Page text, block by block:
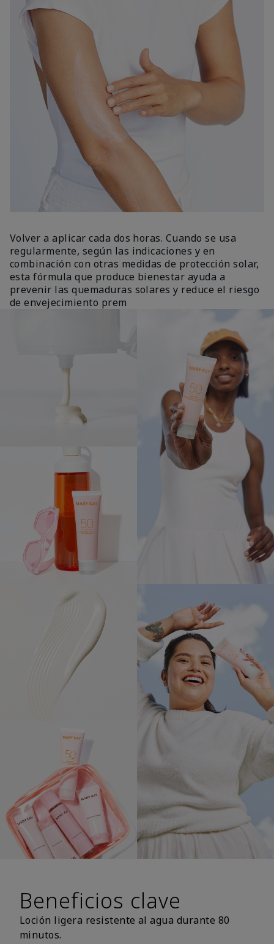
Volver a aplicar cada dos horas. Cuando se usa
regularmente, según las indicaciones y en
combinación con otras medidas de protección solar,
esta fórmula que produce bienestar ayuda a
prevenir las quemaduras solares y reduce el riesgo
de envejecimiento prem
Beneficios clave
Loción ligera resistente al agua durante 80
minutos.